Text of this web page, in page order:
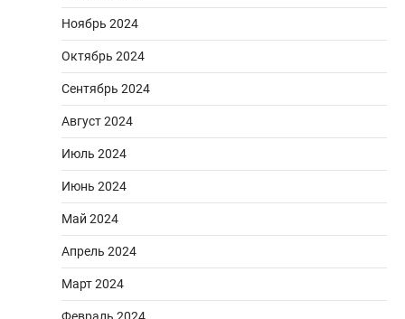
Ноябрь 2024
Октябрь 2024
Сентябрь 2024
Август 2024
Июль 2024
Июнь 2024
Май 2024
Апрель 2024
Март 2024